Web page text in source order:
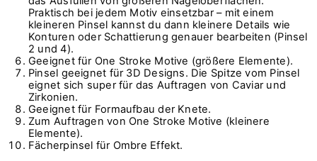
Praktisch bei jedem Motiv einsetzbar – mit einem
kleineren Pinsel kannst du dann kleinere Details wie
Konturen oder Schattierung genauer bearbeiten (Pinsel
2 und 4).
Geeignet für One Stroke Motive (größere Elemente).
Pinsel geeignet für 3D Designs. Die Spitze vom Pinsel
eignet sich super für das Auftragen von Caviar und
Zirkonien.
Geeignet für Formaufbau der Knete.
Zum Auftragen von One Stroke Motive (kleinere
Elemente).
Fächerpinsel für Ombre Effekt.